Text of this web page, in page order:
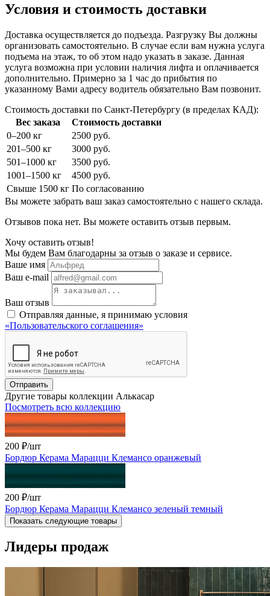
Условия и стоимость доставки
Доставка осуществляется до подъезда. Разгрузку Вы должны
организовать самостоятельно. В случае если вам нужна услуга
подъема на этаж, то об этом надо указать в заказе. Данная
услуга возможна при условии наличия лифта и оплачивается
дополнительно. Примерно за 1 час до прибытия по
указанному Вами адресу водитель обязательно Вам позвонит.
Стоимость доставки по Санкт-Петербургу (в пределах КАД):
Вес заказа
Стоимость доставки
0–200 кг
2500 руб.
201–500 кг
3000 руб.
501–1000 кг
3500 руб.
1001–1500 кг
4500 руб.
Свыше 1500 кг По согласованию
Вы можете забрать ваш заказ самостоятельно с нашего склада.
Отзывов пока нет. Вы можете оставить отзыв первым.
Хочу оставить отзыв!
Мы будем Вам благодарны за отзыв о заказе и сервисе.
Ваше имя
Ваш e-mail
Ваш отзыв
Отправляя данные, я принимаю условия
«Пользовательского соглашения»
Отправить
Другие товары коллекции Алькасар
Посмотреть всю коллекцию
200 ₽/шт
Бордюр Керама Марацци Клемансо оранжевый
200 ₽/шт
Бордюр Керама Марацци Клемансо зеленый темный
Показать следующие товары
Лидеры продаж